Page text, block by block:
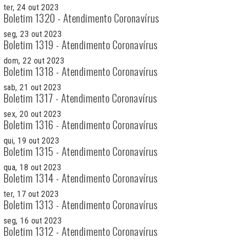
ter, 24 out 2023
Boletim 1320 - Atendimento Coronavírus
seg, 23 out 2023
Boletim 1319 - Atendimento Coronavírus
dom, 22 out 2023
Boletim 1318 - Atendimento Coronavírus
sab, 21 out 2023
Boletim 1317 - Atendimento Coronavírus
sex, 20 out 2023
Boletim 1316 - Atendimento Coronavírus
qui, 19 out 2023
Boletim 1315 - Atendimento Coronavírus
qua, 18 out 2023
Boletim 1314 - Atendimento Coronavírus
ter, 17 out 2023
Boletim 1313 - Atendimento Coronavírus
seg, 16 out 2023
Boletim 1312 - Atendimento Coronavírus